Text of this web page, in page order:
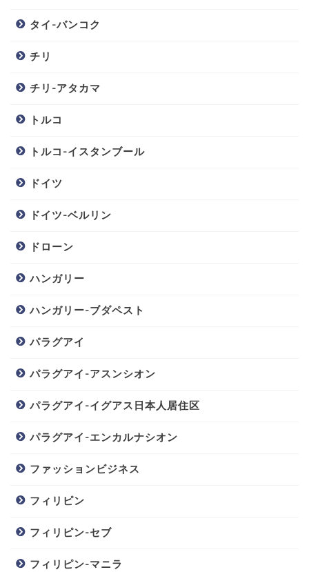
タイ-バンコク
チリ
チリ-アタカマ
トルコ
トルコ-イスタンブール
ドイツ
ドイツ-ベルリン
ドローン
ハンガリー
ハンガリー-ブダペスト
パラグアイ
パラグアイ-アスンシオン
パラグアイ-イグアス日本人居住区
パラグアイ-エンカルナシオン
ファッションビジネス
フィリピン
フィリピン-セブ
フィリピン-マニラ